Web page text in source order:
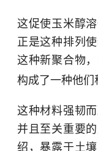
这促使玉米醇
正是这种排列
这种新聚合物
构成了一种他们
这种材料强韧
并且至关重要
绍，暴露于土